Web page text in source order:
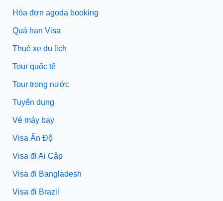
Hóa đơn agoda booking
Quá hạn Visa
Thuê xe du lịch
Tour quốc tế
Tour trong nước
Tuyển dụng
Vé máy bay
Visa Ấn Độ
Visa đi Ai Cập
Visa đi Bangladesh
Visa đi Brazil